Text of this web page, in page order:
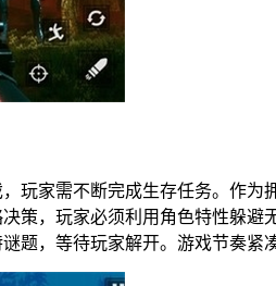
玩家需不断完成生存任务。作
策，玩家必须利用角色特性躲
题，等待玩家解开。游戏节奏紧